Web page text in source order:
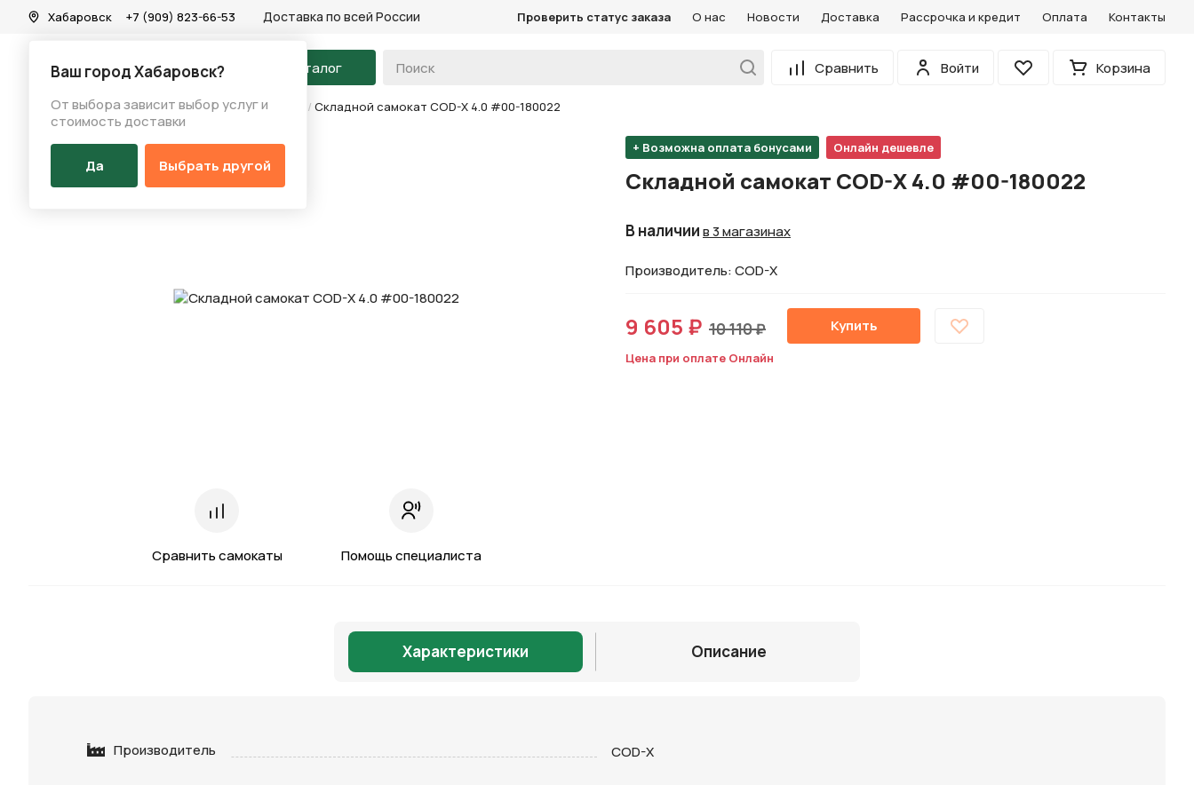
Хабаровск
Ваш город Хабаровск?
От выбора зависит выбор услуг и
стоимость доставки
Да Выбрать другой
+7 (909) 823-66-53 Доставка по всей России Проверить статус заказа О нас Новости Доставка Рассрочка и кредит Оплата Контакты
На главную Каталог Сравнить
Войти
Избранное Корзина
Каталог/Самокаты/Двухколесные самокаты / Складной самокат COD-X 4.0 #00-180022
Сравнить самокаты Помощь специалиста
+ Возможна оплата бонусами Онлайн дешевле
Складной самокат COD-X 4.0 #00-180022
В наличиив 3 магазинах
Производитель: COD-X
9 605 ₽ 10 110 ₽ Купить
Цена при оплате Онлайн
Характеристики Описание
Производитель COD-X